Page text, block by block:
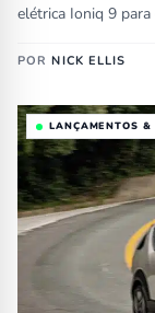
elétrica Ioniq 9
PORNICK ELLIS
LANÇAMENTOS &